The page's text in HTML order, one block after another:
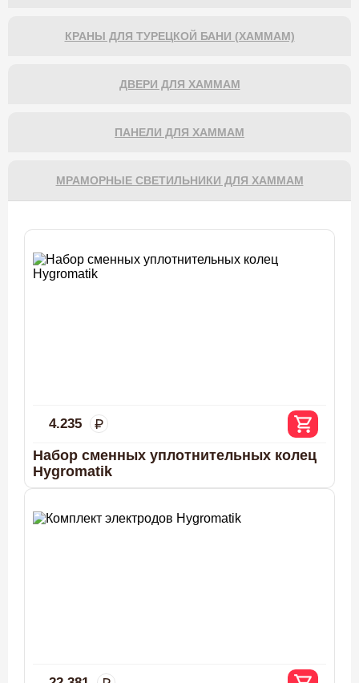
КРАНЫ ДЛЯ ТУРЕЦКОЙ БАНИ (ХАММАМ)
ДВЕРИ ДЛЯ ХАММАМ
ПАНЕЛИ ДЛЯ ХАММАМ
МРАМОРНЫЕ СВЕТИЛЬНИКИ ДЛЯ ХАММАМ
4.235
Набор сменных уплотнительных колец
Hygromatik